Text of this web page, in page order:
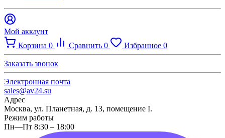
Мой аккаунт
Корзина 0 Сравнить 0 Избранное 0
Заказать звонок
Электронная почта
sales@av24.su
Адрес
Москва, ул. Планетная, д. 13, помещение I.
Режим работы
Пн—Пт 8:30 – 18:00